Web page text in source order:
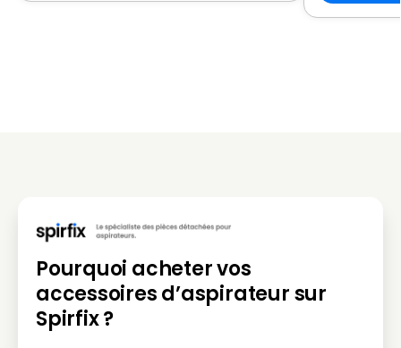
Pourquoi acheter vos
accessoires d’aspirateur sur
Spirfix ?